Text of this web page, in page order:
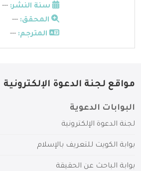
سنة النشر: ---
المحقق: ---
المترجم: ---
مواقع لجنة الدعوة الإلكترونية
البوابات الدعوية
لجنة الدعوة الإلكترونية
بوابة الكويت للتعريف بالإسلام
بوابة الباحث عن الحقيقة